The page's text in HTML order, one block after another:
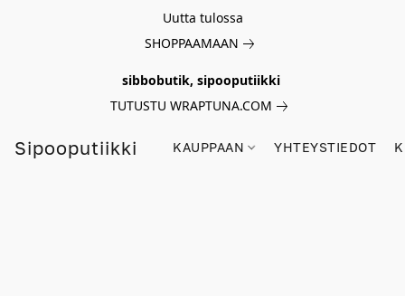
Uutta tulossa
SHOPPAAMAAN
sibbobutik, sipooputiikki
TUTUSTU WRAPTUNA.COM
Sipooputiikki KAUPPAAN YHTEYSTIEDOT